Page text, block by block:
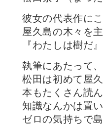
彼女の代表作に
屋久島の木々を
『わたしは樹だ
執筆にあたって
松田は初めて屋
本もたくさん読
知識なんかは置
ゼロの気持ちで